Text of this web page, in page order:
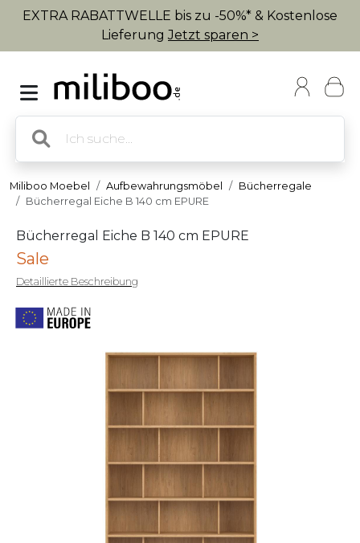
EXTRA RABATTWELLE bis zu -50%* & Kostenlose
LieferungJetzt sparen >
Miliboo Moebel Aufbewahrungsmöbel
Bücherregale
Bücherregal Eiche B 140 cm EPURE
Bücherregal Eiche B 140 cm EPURE
Sale
Detaillierte Beschreibung